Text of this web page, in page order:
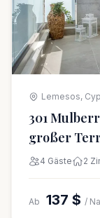
Lemesos,
301
großer
4 Gäste 2
Ab 137 $ /